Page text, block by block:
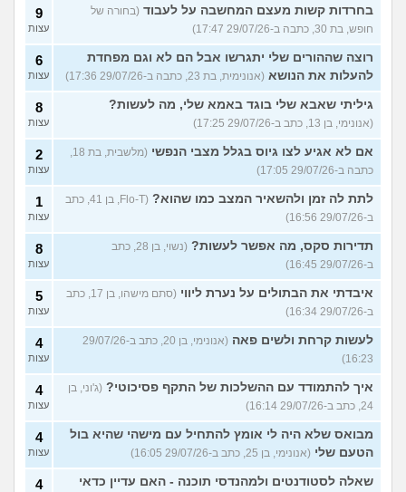
בחרדות קשות מעצם המחשבה על לעבוד (בחורה של
חופש, בת 30, כתבה ב-29/07/26 17:47)
9
עצות
רוצה שההורים שלי יתגרשו אבל הם לא וגם מפחדת
להעלות את הנושא (אנונימית, בת 23, כתבה ב-29/07/26 17:36)
6
עצות
גיליתי שאבא שלי בוגד באמא שלי, מה לעשות?
(אנונימי, בן 13, כתב ב-29/07/26 17:25)
8
עצות
אם לא אגיע לצו גיוס בגלל מצבי הנפשי
(מלשבית, בת 18,
כתבה ב-29/07/26 17:05)
2
עצות
לתת לה זמן ולהשאיר המצב כמו שהוא?
(Flo-T, בן 41, כתב
ב-29/07/26 16:56)
1
עצות
תדירות סקס, מה אפשר לעשות?
(נשוי, בן 28, כתב
ב-29/07/26 16:45)
8
עצות
איבדתי את הבתולים על נערת ליווי
(סתם מישהו, בן 17, כתב
ב-29/07/26 16:34)
5
עצות
לעשות קרחת ולשים פאה
(אנונימי, בן 20, כתב ב-29/07/26
16:23)
4
עצות
איך להתמודד עם ההשלכות של התקף פסיכוטי? (ג'וני, בן
24, כתב ב-29/07/26 16:14)
4
עצות
מבואס שלא היה לי אומץ להתחיל עם מישהי שהיא בול
הטעם שלי (אנונימי, בן 25, כתב ב-29/07/26 16:05)
4
עצות
שאלה לסטודנטים ולמהנדסי תוכנה - האם עדיין כדאי 4